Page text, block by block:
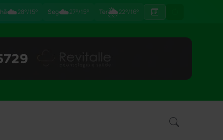
☁️28°/15° Seg☁️27°/15° Ter🌦22°/16°